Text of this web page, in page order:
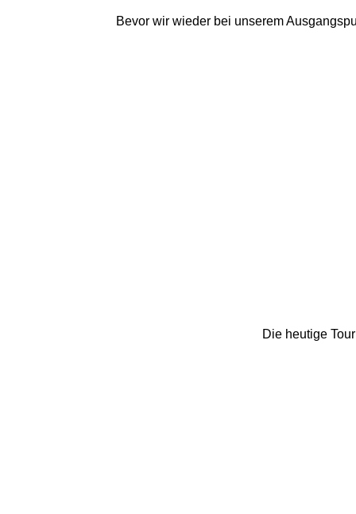
Die heutige
Bevor wir wieder bei unserem